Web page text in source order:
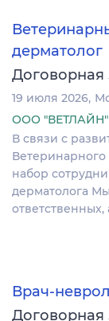
дерматолог
Договорная
19 июля 2026
ООО "ВЕТЛАЙН"
В связи с
набор
дерматолога
Врач-
Договорная